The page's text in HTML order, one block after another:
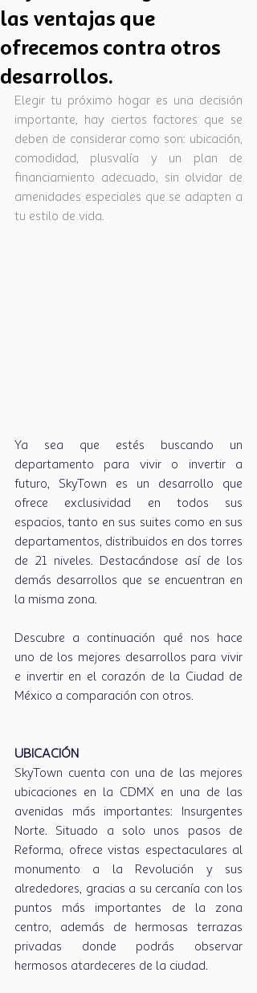
las ventajas que
ofrecemos contra otros
desarrollos.
Elegir tu próximo hogar es una decisión
importante, hay ciertos factores que se
deben de considerar como son: ubicación,
comodidad, plusvalía y un plan de
financiamiento adecuado, sin olvidar de
amenidades especiales que se adapten a
tu estilo de vida.
Ya sea que estés buscando un
departamento para vivir o invertir a
futuro, SkyTown es un desarrollo que
ofrece exclusividad en todos sus
espacios, tanto en sus suites como en sus
departamentos, distribuidos en dos torres
de 21 niveles. Destacándose así de los
demás desarrollos que se encuentran en
la misma zona.
Descubre a continuación qué nos hace
uno de los mejores desarrollos para vivir
e invertir en el corazón de la Ciudad de
México a comparación con otros.
UBICACIÓN
SkyTown cuenta con una de las mejores
ubicaciones en la CDMX en una de las
avenidas más importantes: Insurgentes
Norte. Situado a solo unos pasos de
Reforma, ofrece vistas espectaculares al
monumento a la Revolución y sus
alrededores, gracias a su cercanía con los
puntos más importantes de la zona
centro, además de hermosas terrazas
privadas donde podrás observar
hermosos atardeceres de la ciudad.